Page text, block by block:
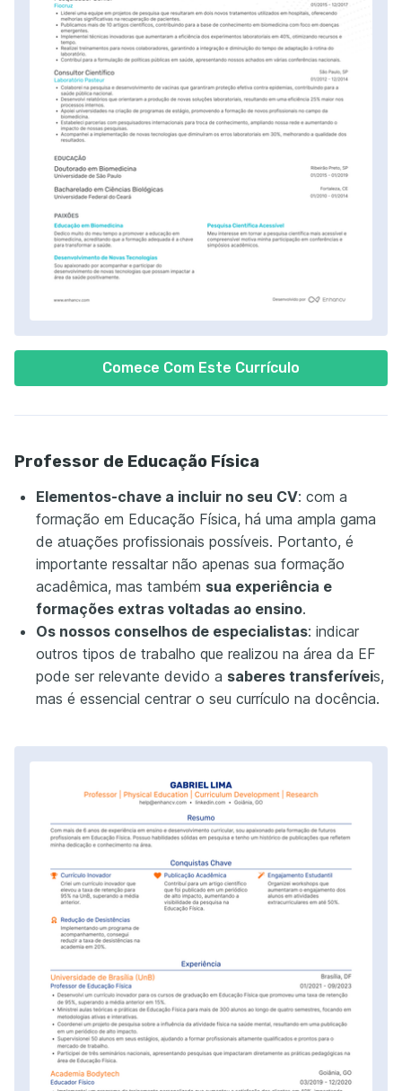
Comece Com Este Currículo
Professor de Educação Física
Elementos-chave a incluir no seu CV: com a
formação em Educação Física, há uma ampla gama
de atuações profissionais possíveis. Portanto, é
importante ressaltar não apenas sua formação
acadêmica, mas também sua experiência e
formações extras voltadas ao ensino.
Os nossos conselhos de especialistas: indicar
outros tipos de trabalho que realizou na área da EF
pode ser relevante devido a saberes transferíveis,
mas é essencial centrar o seu currículo na docência.